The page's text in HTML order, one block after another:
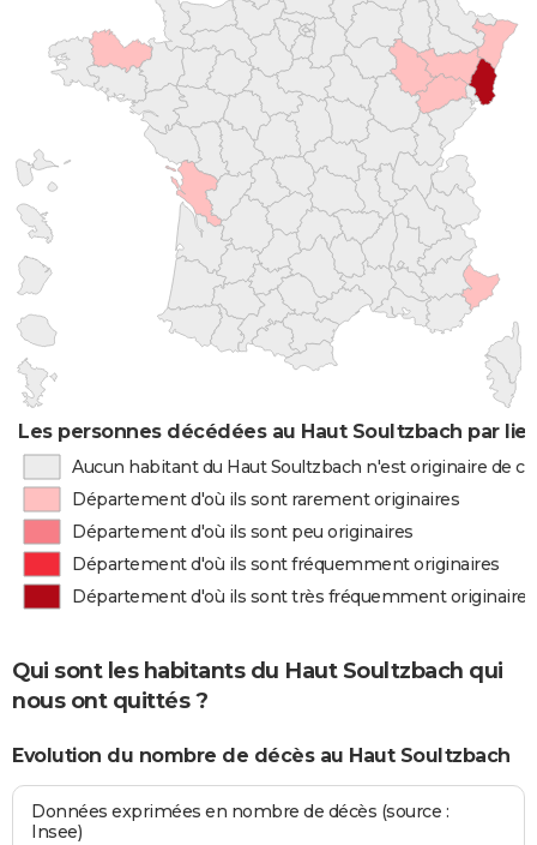
Les personnes décédées au Haut Soultzbach par
Aucun habitant du Haut Soultzbach n'est originaire de
Département d'où ils sont rarement originaires
Département d'où ils sont peu originaires
Département d'où ils sont fréquemment originaires
Département d'où ils sont très fréquemment originaires
Qui sont les habitants du Haut Soultzbach qui
nous ont quittés ?
Evolution du nombre de décès au Haut Soultzbach
Données exprimées en nombre de décès (source :
Insee)